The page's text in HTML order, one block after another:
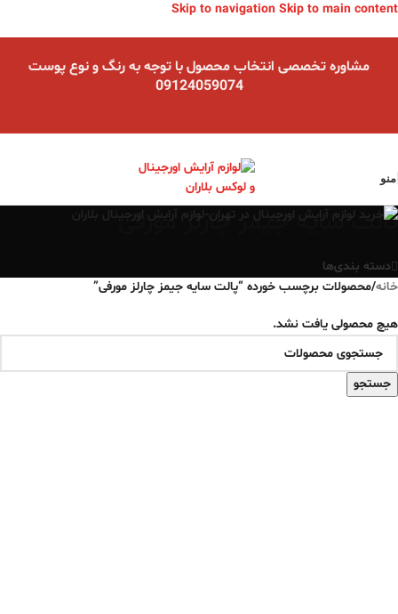
Skip to navigation Skip to main content
مشاوره تخصصی انتخاب محصول با توجه به رنگ و نوع پوست
09124059074
منو
پالت سایه جیمز چارلز مورفی
دسته بندی‌ها
خانه/محصولات برچسب خورده “پالت سایه جیمز چارلز مورفی”
هیچ محصولی یافت نشد.
جستجو